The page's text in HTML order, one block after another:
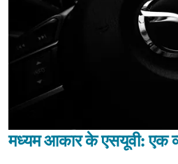
मध्यम आकार के एसयूवी: एक